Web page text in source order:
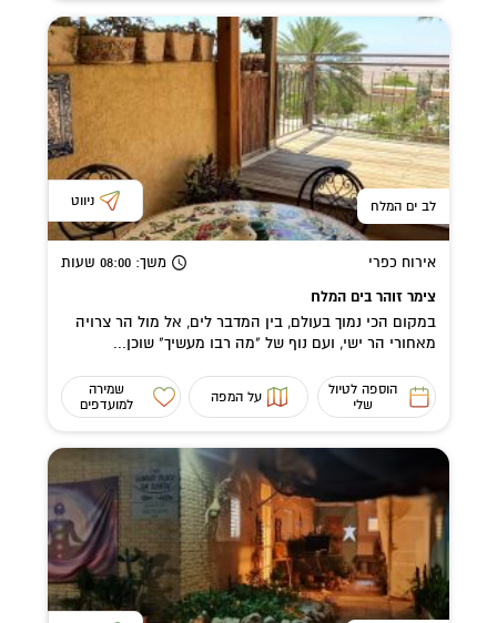
לב ים המלח ניווט
אירוח כפרי משך: 08:00 שעות
צימר זוהר בים המלח
במקום הכי נמוך בעולם, בין המדבר לים, אל מול הר צרויה
מאחורי הר ישי, ועם נוף של "מה רבו מעשיך" שוכן...
הוספה לטיול
שלי
על המפה
שמירה
למועדפים